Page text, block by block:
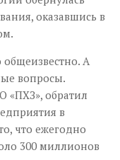
оказавшись в
А
вопросы.
«ПХЗ», обратил
в
что ежегодно
300 миллионов